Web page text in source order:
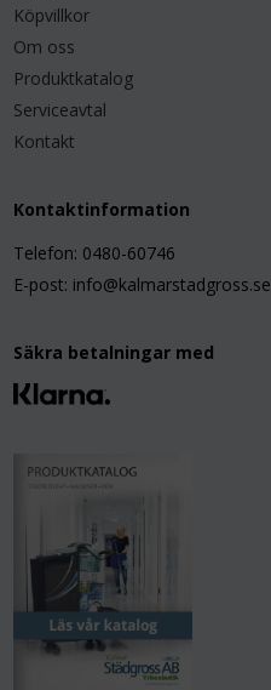
Köpvillkor
Om oss
Produktkatalog
Serviceavtal
Kontakt
Kontaktinformation
Telefon: 0480-60746
E-post: info@kalmarstadgross.se
Säkra betalningar med